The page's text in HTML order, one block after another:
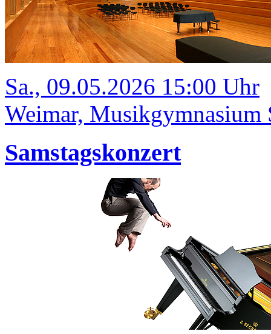
Sa., 09.05.2026 15:00 Uhr
Weimar, Musikgymnasium
Samstagskonzert